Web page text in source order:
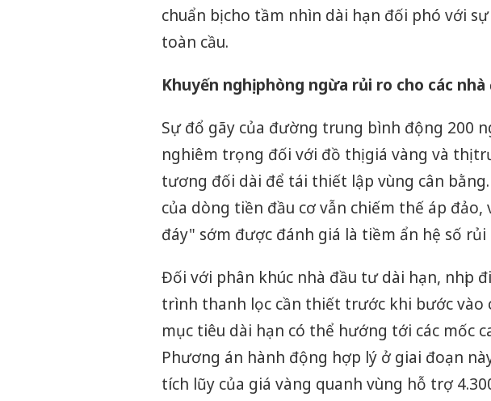
chuẩn bị cho tầm nhìn dài hạn đối phó với
toàn cầu.
Khuyến nghị phòng ngừa rủi ro cho các
Sự đổ gãy của đường trung bình động 200
nghiêm trọng đối với đồ thị giá vàng và thị
tương đối dài để tái thiết lập vùng cân
của dòng tiền đầu cơ vẫn chiếm thế áp
đáy" sớm được đánh giá là tiềm ẩn hệ số rủi
Đối với phân khúc nhà đầu tư dài hạn, nhịp
trình thanh lọc cần thiết trước khi bước vào
mục tiêu dài hạn có thể hướng tới các mốc
Phương án hành động hợp lý ở giai đoạn
tích lũy của giá vàng quanh vùng hỗ trợ